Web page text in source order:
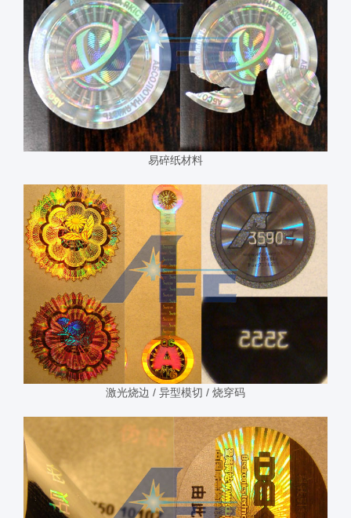
易碎纸材料
激光烧边 / 异型模切 / 烧穿码